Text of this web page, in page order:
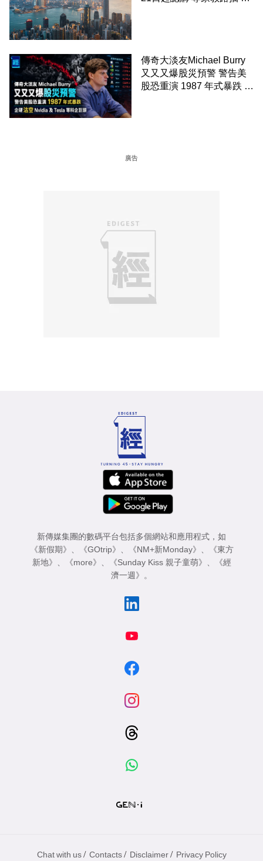
傳奇大淡友Michael Burry
又又又爆股災預警 警告美
股恐重演 1987 年式暴跌 企
廣告
新傳媒集團的數碼平台包括多個網站和應用程式，如
《新假期》
《GOtrip》 《NM+新Monday》
《東方
新地》
《more》 《Sunday Kiss 親子童萌》
《經
濟一週》
。
Chat with us / Contacts / Disclaimer / Privacy Policy